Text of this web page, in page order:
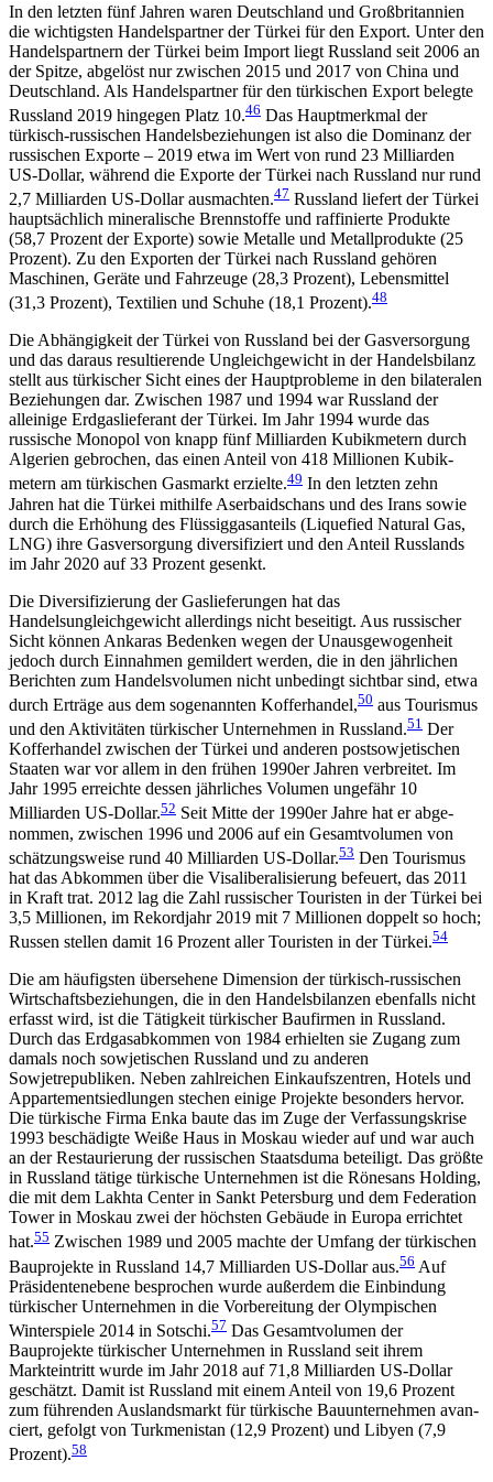
In den letzten fünf Jahren waren Deutschland und Großbritannien
die wichtigsten Handelspartner der Türkei für den Export. Unter den
Handelspartnern der Türkei beim Import liegt Russland seit 2006 an
der Spitze, abgelöst nur zwischen 2015 und 2017 von China und
Deutschland. Als Handelspartner für den türkischen Export belegte
Russland 2019 hingegen Platz 10.46 Das Hauptmerkmal der
türkisch-russischen Handelsbeziehungen ist also die Dominanz der
rus­sischen Exporte – 2019 etwa im Wert von rund 23 Milliarden
US-Dollar, während die Exporte der Türkei nach Russland nur rund
2,7 Milliarden US-Dollar ausmachten.47 Russland liefert der Türkei
hauptsächlich mineralische Brennstoffe und raffinierte Produkte
(58,7 Prozent der Exporte) sowie Metalle und Metall­produkte (25
Prozent). Zu den Exporten der Türkei nach Russland gehören
Maschinen, Geräte und Fahr­zeuge (28,3 Prozent), Lebensmittel
(31,3 Prozent), Tex­tilien und Schuhe (18,1 Prozent).48
Die Abhängigkeit der Türkei von Russland bei der Gasversorgung
und das daraus resultierende Un­gleich­gewicht in der Handelsbilanz
stellt aus tür­kischer Sicht eines der Hauptprobleme in den bilate­ralen
Beziehungen dar. Zwischen 1987 und 1994 war Russland der
alleinige Erdgaslieferant der Türkei. Im Jahr 1994 wurde das
russische Monopol von knapp fünf Milliarden Kubikmetern durch
Algerien gebrochen, das einen Anteil von 418 Millionen Kubik­
metern am türkischen Gasmarkt erzielte.49 In den letzten zehn
Jahren hat die Türkei mithilfe Aserbai­dschans und des Irans sowie
durch die Erhöhung des Flüssiggasanteils (Liquefied Natural Gas,
LNG) ihre Gas­versorgung diversifiziert und den Anteil Russlands
im Jahr 2020 auf 33 Prozent gesenkt.
Die Diversifizierung der Gaslieferungen hat das
Handelsungleichgewicht allerdings nicht beseitigt. Aus russischer
Sicht können Ankaras Bedenken wegen der Unausgewogenheit
jedoch durch Einnah­men gemildert werden, die in den jährlichen
Berich­ten zum Handelsvolumen nicht unbedingt sichtbar sind, etwa
durch Erträge aus dem sogenannten Koffer­handel,50 aus Tourismus
und den Aktivitäten tür­kischer Unternehmen in Russland.51 Der
Kofferhandel zwischen der Türkei und anderen postsowjetischen
Staaten war vor allem in den frühen 1990er Jahren verbreitet. Im
Jahr 1995 erreichte dessen jährliches Volumen ungefähr 10
Milliarden US-Dollar.52 Seit Mitte der 1990er Jahre hat er abge­
nommen, zwischen 1996 und 2006 auf ein Gesamtvolumen von
schätzungsweise rund 40 Milliarden US-Dollar.53 Den Tou­rismus
hat das Abkommen über die Visaliberalisierung befeuert, das 2011
in Kraft trat. 2012 lag die Zahl russischer Touristen in der Türkei bei
3,5 Mil­lionen, im Rekordjahr 2019 mit 7 Millionen doppelt so hoch;
Russen stellen damit 16 Prozent aller Tou­risten in der Türkei.54
Die am häufigsten übersehene Dimension der türkisch-russischen
Wirtschaftsbeziehungen, die in den Handelsbilanzen ebenfalls nicht
erfasst wird, ist die Tätigkeit türkischer Baufirmen in Russland.
Durch das Erdgasabkommen von 1984 erhielten sie Zugang zum
damals noch sowjetischen Russland und zu anderen
Sowjetrepubliken. Neben zahlreichen Einkaufszentren, Hotels und
Appartementsiedlungen stechen einige Projekte besonders hervor.
Die tür­kische Firma Enka baute das im Zuge der Verfassungskrise
1993 beschädigte Weiße Haus in Moskau wieder auf und war auch
an der Restaurierung der russischen Staatsduma beteiligt. Das größte
in Russ­land tätige türkische Unternehmen ist die Rönesans Holding,
die mit dem Lakhta Center in Sankt Peters­burg und dem Federation
Tower in Moskau zwei der höchsten Gebäude in Europa errichtet
hat.55 Zwischen 1989 und 2005 machte der Umfang der türkischen
Bauprojekte in Russland 14,7 Milliarden US-Dollar aus.56 Auf
Präsidentenebene besprochen wurde außerdem die Einbindung
türkischer Unternehmen in die Vorbereitung der Olympischen
Winterspiele 2014 in Sotschi.57 Das Gesamtvolumen der
Bauprojekte türkischer Unternehmen in Russland seit ihrem
Markteintritt wurde im Jahr 2018 auf 71,8 Milliarden US-Dollar
geschätzt. Damit ist Russland mit einem Anteil von 19,6 Prozent
zum führenden Aus­landsmarkt für türkische Bauunternehmen avan­
ciert, gefolgt von Turkmenistan (12,9 Prozent) und Libyen (7,9
Prozent).58